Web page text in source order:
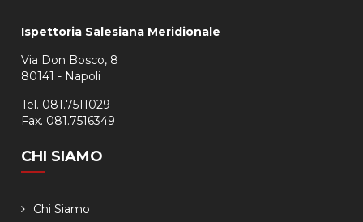
Ispettoria Salesiana Meridionale
Via Don Bosco, 8
80141 - Napoli
Tel. 081.7511029
Fax. 081.7516349
CHI SIAMO
Chi Siamo